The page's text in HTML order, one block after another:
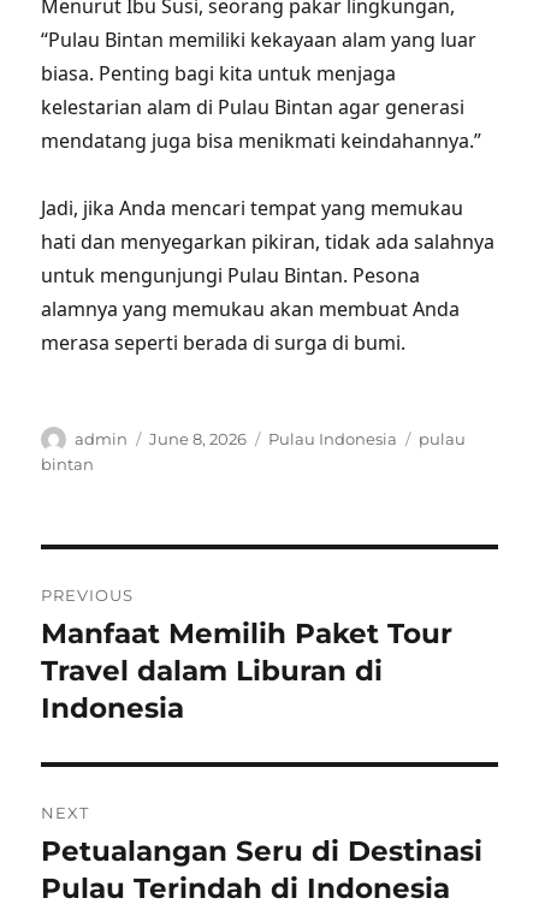
Menurut Ibu Susi, seorang pakar lingkungan,
“Pulau Bintan memiliki kekayaan alam yang luar
biasa. Penting bagi kita untuk menjaga
kelestarian alam di Pulau Bintan agar generasi
mendatang juga bisa menikmati keindahannya.”
Jadi, jika Anda mencari tempat yang memukau
hati dan menyegarkan pikiran, tidak ada salahnya
untuk mengunjungi Pulau Bintan. Pesona
alamnya yang memukau akan membuat Anda
merasa seperti berada di surga di bumi.
Author
admin
Posted
June 8, 2026 Categories
Pulau Indonesia Tags
pulau
bintan
navigation
PREVIOUS
Previous
post:
Manfaat Memilih Paket Tour
Travel dalam Liburan di
Indonesia
NEXT
Next
post:
Petualangan Seru di Destinasi
Pulau Terindah di Indonesia